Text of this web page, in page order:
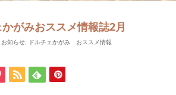
かがみおススメ情報誌2月
お知らせ ドルチェかがみ おススメ情報